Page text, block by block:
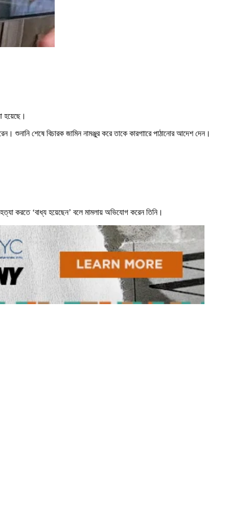
হয়েছে।
শুনানি শেষে বিচারক জামিন নামঞ্জুর করে তাকে কারগাারে পাঠানোর আদেশ দেন।
করতে ‘বাধ্য হয়েছেন’ বলে মামলায় অভিযোগ করেন তিনি।